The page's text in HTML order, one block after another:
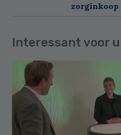
zorginkoop
Interessant voor u